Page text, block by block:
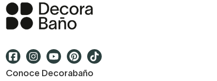
Conoce Decorabaño